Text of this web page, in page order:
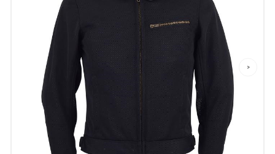
ナップスメンバーズ
店舗を探す
コーポレートサイト
採用情報
特定商取引法に基づく表記
古物営業法に基づく表示/保険勧誘
商品レビュー利用規約
プライバシーポリシー
>